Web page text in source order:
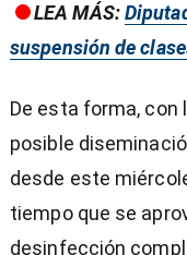
LEA MÁS:
suspensión de
De esta forma, con
posible
desde este
tiempo que se
desinfección